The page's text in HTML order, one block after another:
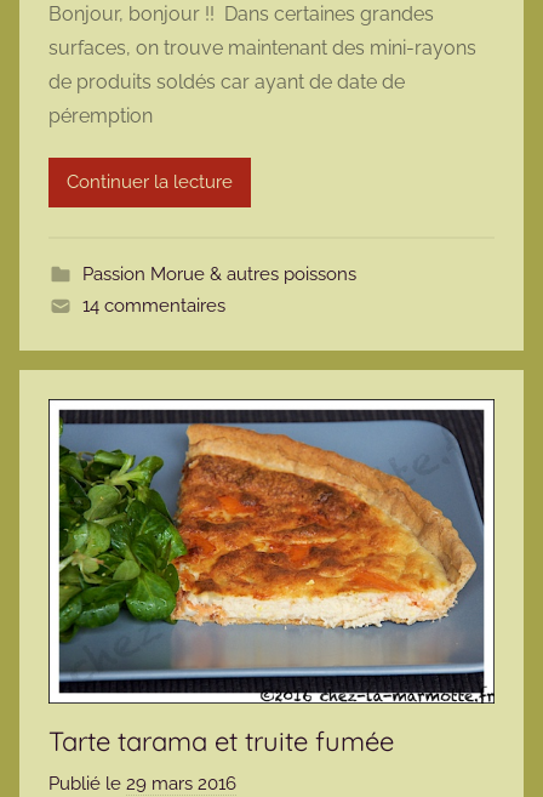
r
m
a
o
t
e
Bonjour, bonjour !! Dans certaines grandes
surfaces, on trouve maintenant des mini-rayons
de produits soldés car ayant de date de
péremption
Continuer la lecture
Passion Morue & autres poissons
14 commentaires
Tarte tarama et truite fumée
Publié le 29 mars 2016